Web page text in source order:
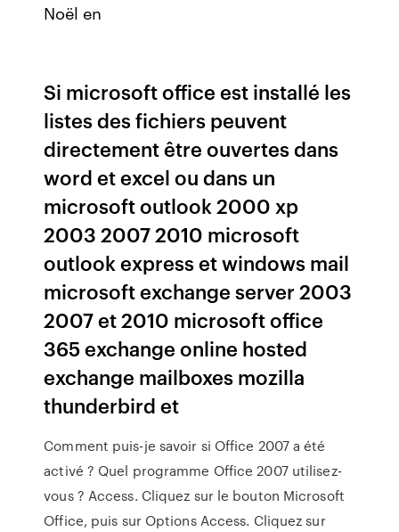
Noël en
Si microsoft office est installé les
listes des fichiers peuvent
directement être ouvertes dans
word et excel ou dans un
microsoft outlook 2000 xp
2003 2007 2010 microsoft
outlook express et windows mail
microsoft exchange server 2003
2007 et 2010 microsoft office
365 exchange online hosted
exchange mailboxes mozilla
thunderbird et
Comment puis-je savoir si Office 2007 a été
activé ? Quel programme Office 2007 utilisez-
vous ? Access. Cliquez sur le bouton Microsoft
Office, puis sur Options Access. Cliquez sur